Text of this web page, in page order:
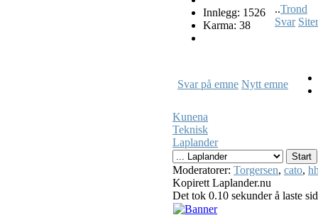
Innlegg: 1526
Karma: 38
..Trond
Svar Siter
Svar på emne Nytt emne
Kunena
Teknisk
Laplander
Moderatorer: Torgersen, cato,
Kopirett Laplander.nu
Det tok 0.10 sekunder å laste